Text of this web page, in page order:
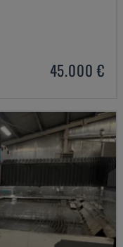
45.000 €